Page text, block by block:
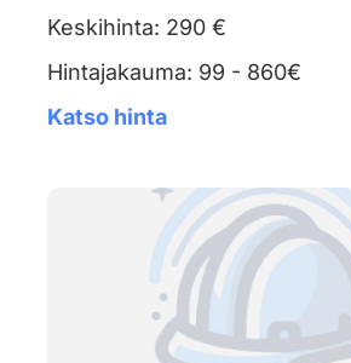
Keskihinta: 290 €
Hintajakauma: 99 - 860€
Katso hinta